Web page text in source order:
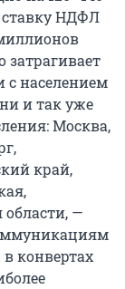
ставку НДФЛ
затрагивает
с населением
и так уже
Москва,
край,
области, —
конвертах